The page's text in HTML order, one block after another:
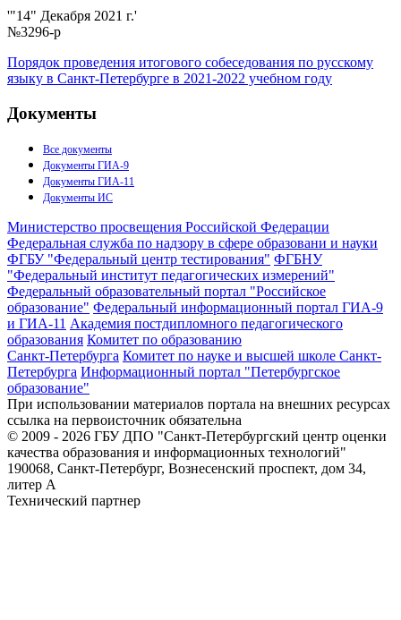
'"14" Декабря 2021 г.'
№3296-р
Порядок проведения итогового собеседования по русскому
языку в Санкт-Петербурге в 2021-2022 учебном году
Документы
Все документы
Документы ГИА-9
Документы ГИА-11
Документы ИС
Министерство просвещения Российской Федерации
Федеральная служба по надзору в сфере образовани и науки
ФГБУ "Федеральный центр тестирования" ФГБНУ
"Федеральный институт педагогических измерений"
Федеральный образовательный портал "Российское
образование" Федеральный информационный портал ГИА-9
и ГИА-11 Академия постдипломного педагогического
образования Комитет по образованию
Санкт-Петербурга Комитет по науке и высшей школе Санкт-
Петербурга Информационный портал "Петербургское
образование"
При использовании материалов портала на внешних ресурсах
ссылка на первоисточник обязательна
© 2009 - 2026 ГБУ ДПО "Санкт-Петербургский центр оценки
качества образования и информационных технологий"
190068, Санкт-Петербург, Вознесенский проспект, дом 34,
литер А
Технический партнер